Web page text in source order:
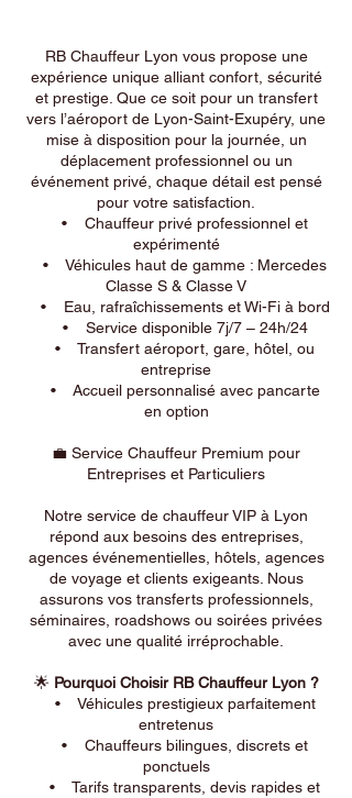
RB Chauffeur Lyon vous propose une
expérience unique alliant confort, sécurité
et prestige. Que ce soit pour un transfert
vers l’aéroport de Lyon-Saint-Exupéry, une
mise à disposition pour la journée, un
déplacement professionnel ou un
événement privé, chaque détail est pensé
pour votre satisfaction.
• Chauffeur privé professionnel et
expérimenté
• Véhicules haut de gamme : Mercedes
Classe S & Classe V
• Eau, rafraîchissements et Wi-Fi à bord
• Service disponible 7j/7 – 24h/24
• Transfert aéroport, gare, hôtel, ou
entreprise
• Accueil personnalisé avec pancarte
en option
💼 Service Chauffeur Premium pour
Entreprises et Particuliers
Notre service de chauffeur VIP à Lyon
répond aux besoins des entreprises,
agences événementielles, hôtels, agences
de voyage et clients exigeants. Nous
assurons vos transferts professionnels,
séminaires, roadshows ou soirées privées
avec une qualité irréprochable.
🌟 Pourquoi Choisir RB Chauffeur Lyon ?
• Véhicules prestigieux parfaitement
entretenus
• Chauffeurs bilingues, discrets et
ponctuels
• Tarifs transparents, devis rapides et